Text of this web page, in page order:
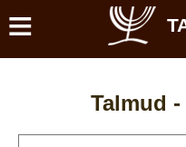
≡
Talmud -